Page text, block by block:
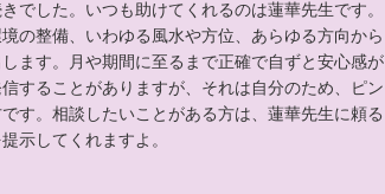
でした。いつも助けてくれるのは蓮華先生です。
の整備、いわゆる風水や方位、あらゆる方向から
ます。月や期間に至るまで正確で自ずと安心感が
することがありますが、それは自分のため、ピン
す。相談したいことがある方は、蓮華先生に頼る
示してくれますよ。